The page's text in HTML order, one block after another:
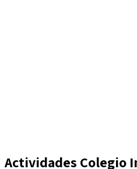
Actividades Colegio